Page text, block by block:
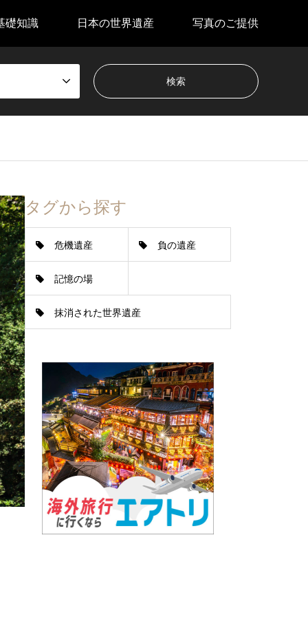
礎知識 日本の世界遺産 写真のご提供
タグから探す
危機遺産 負の遺産
記憶の場
抹消された世界遺産